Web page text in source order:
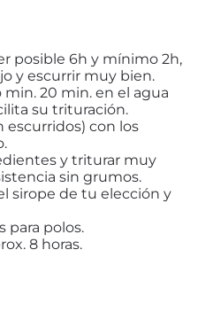
posible 6h y mínimo 2h,
y escurrir muy bien.
20 min. en el agua
su trituración.
escurridos) con los
y triturar muy
sin grumos.
sirope de tu elección y
para polos.
8 horas.